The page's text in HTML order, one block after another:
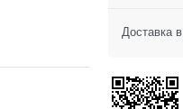
Доставка в